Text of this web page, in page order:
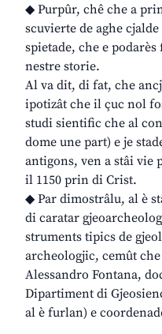
◆ Purpûr, chê che a
scuvierte de aghe
spietade, che e
nestre storie.
Al va dit, di fat, che
ipotizât che il çuc nol
studi sientific che al
dome une part) e je
antigons, ven a stâi vie
il 1150 prin di Crist.
◆ Par dimostrâlu, al è
di caratar
struments tipics de
archeologjic, cemût
Alessandro Fontana,
Dipartiment di
al è furlan) e